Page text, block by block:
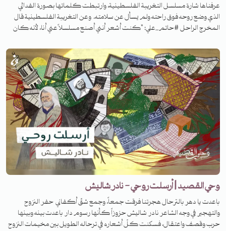
عرفناها شارة مسلسل التغريبة الفلسطينية، وارتبطت كلماتها بصورة الفدائي
الذي وضع روحه فوق راحته ولم يسأل عن سلامته. وعن التغريبة الفلسطينية قال
المخرج الراحل #حاتم_علي: "كنت أشعر أنني أصنع مسلسلاً عني أنا، لأنه كان
هناك تماثل بين المؤلف وبين موضوعه.. صحيح أن العمل يحاكي مأساة
الفلسطينيين، ولكن باعتبار أنني نزحت أصلاً من الجولان، فقد مررت بتجربة مشابهة،
وطفولتي وشبابي قضيتهما بالتصاق شديد مع أصدقاء فلسطينيين."
وحي القصيد | أرسلت روحي - نادر شاليش
باعدت يا دهر بالترحال هجرتنا فرقت جمعاً، وجمع شقّ أكفاني حفر النزوح
والتهجير في وجه الشاعر نادر شاليش حزوزاً كأنها رسوم دار باعدت بينه وبينها
حرب وقصف واعتقال، فسكنت كلّ أشعاره في ترحاله الطويل بين مخيمات النزوح